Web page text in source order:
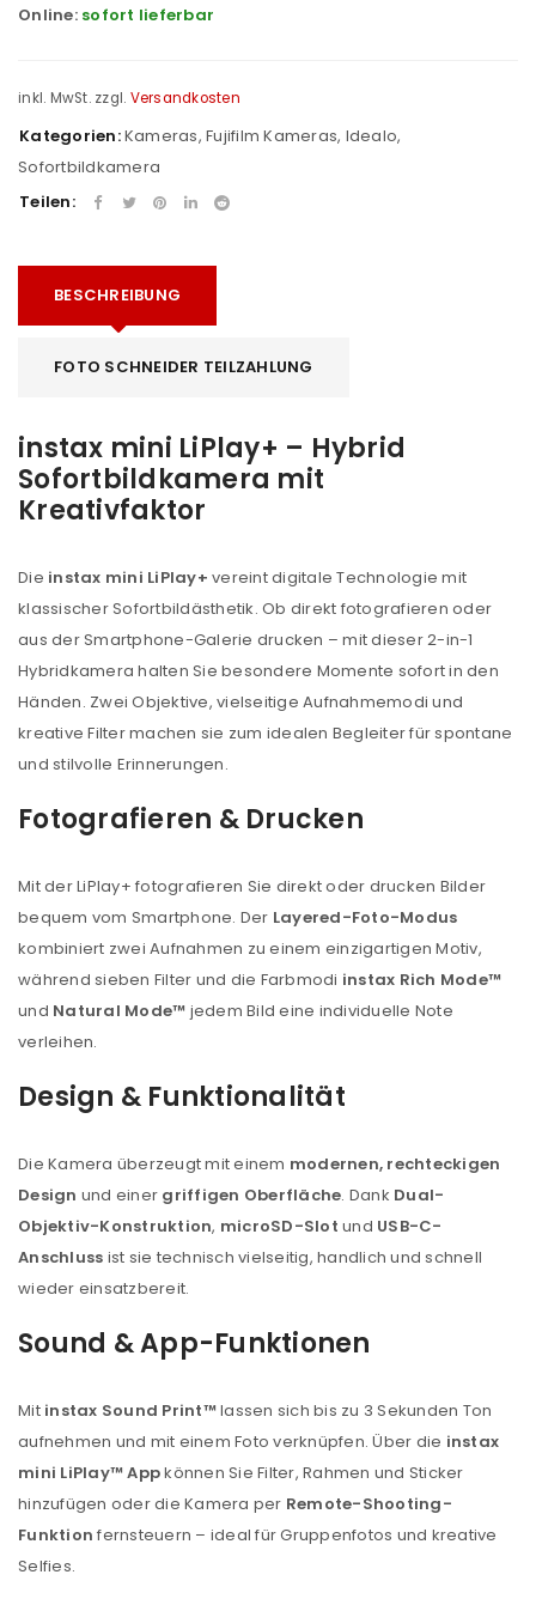
ANMELDEN
Benutzername oder E-Mail-Adresse
Anmeldeformular geschützt durchWP Captcha
Angemeldet bleiben
Online: sofort lieferbar
inkl. MwSt. zzgl. Versandkosten
Kategorien:Kameras, Fujifilm Kameras, Idealo,
Sofortbildkamera
Teilen:
BESCHREIBUNG
FOTO SCHNEIDER TEILZAHLUNG
instax mini LiPlay+ – Hybrid
Sofortbildkamera mit
Kreativfaktor
Die instax mini LiPlay+ vereint digitale Technologie mit
klassischer Sofortbildästhetik. Ob direkt fotografieren oder
aus der Smartphone-Galerie drucken – mit dieser 2-in-1
Hybridkamera halten Sie besondere Momente sofort in den
Händen. Zwei Objektive, vielseitige Aufnahmemodi und
kreative Filter machen sie zum idealen Begleiter für spontane
und stilvolle Erinnerungen.
Fotografieren & Drucken
Mit der LiPlay+ fotografieren Sie direkt oder drucken Bilder
bequem vom Smartphone. Der Layered-Foto-Modus
kombiniert zwei Aufnahmen zu einem einzigartigen Motiv,
während sieben Filter und die Farbmodi instax Rich Mode™
und Natural Mode™ jedem Bild eine individuelle Note
verleihen.
Design & Funktionalität
Die Kamera überzeugt mit einem modernen, rechteckigen
Design und einer griffigen Oberfläche. Dank Dual-
Objektiv-Konstruktion, microSD-Slot und USB-C-
Anschluss ist sie technisch vielseitig, handlich und schnell
wieder einsatzbereit.
Sound & App-Funktionen
Mit instax Sound Print™lassen sich bis zu 3 Sekunden Ton
aufnehmen und mit einem Foto verknüpfen. Über die instax
mini LiPlay™ Appkönnen Sie Filter, Rahmen und Sticker
hinzufügen oder die Kamera per Remote-Shooting-
Funktion fernsteuern – ideal für Gruppenfotos und kreative
Selfies.